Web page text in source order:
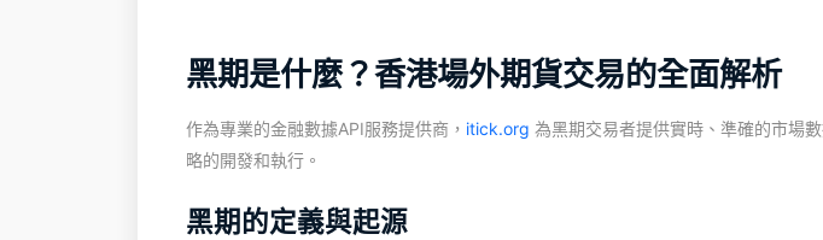
黑期是什麼？香港場外期貨交易的全面解析
作為專業的金融數據API服務提供商， itick.org 為黑期交易者提供實時、準確的市場
略的開發和執行。
黑期的定義與起源